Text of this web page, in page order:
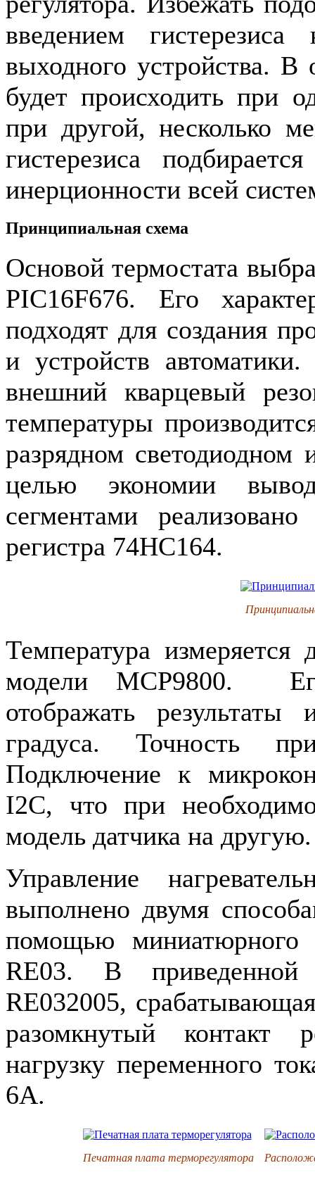
введением
выходного устройства.
будет происходить при
при другой, несколько
гистерезиса
инерционности всей
Принципиальная схема
Основой термостата
PIC16F676. Его
подходят для создания
и устройств
внешний кварцевый
температуры
разрядном
целью экономии
сегментами
регистра 74HC164.
Температура
модели MCP9800. Его
отображать
градуса. Точность
Подключение к
I2C, что при
модель датчика на другую.
Управление
выполнено двумя
помощью миниатюрного
RE03. В приведенной
RE032005,
разомкнутый контакт
нагрузку переменного
6А.
Печатная плата терморегулятора